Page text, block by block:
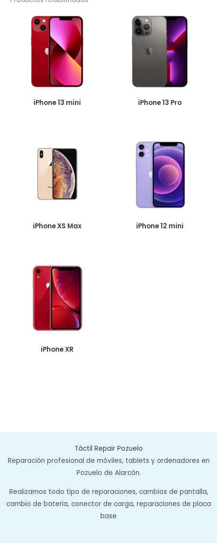
iPhone 13 mini iPhone 13 Pro
iPhone XS Max iPhone 12 mini
iPhone XR
Táctil Repair Pozuelo
Reparación profesional de móviles, tablets y ordenadores en
Pozuelo de Alarcón.
Realizamos todo tipo de reparaciones, cambios de pantalla,
cambio de bateria, conector de carga, reparaciones de placa
base